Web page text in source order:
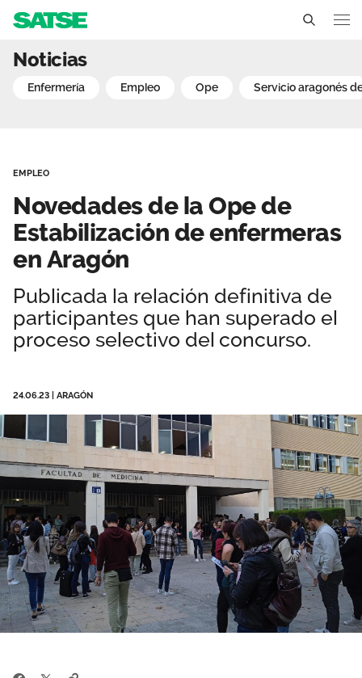
Delegados Sindicales
Estructura organizativa
Transparencia
Secciones sindicales
Servicios
Ventajas
Actualidad
Temas
Noticias
Sala de prensa
Documentos
Publicaciones
Vídeos
Aragón
Contáctanos
Únete
Novedades de la Ope
Noticias
enfermería empleo ope servicio aragonés
EMPLEO
Novedades de la Ope de
Estabilización de enfermeras
en Aragón
Publicada la relación definitiva de
participantes que han superado el
proceso selectivo del concurso.
24.06.23 ARAGÓN